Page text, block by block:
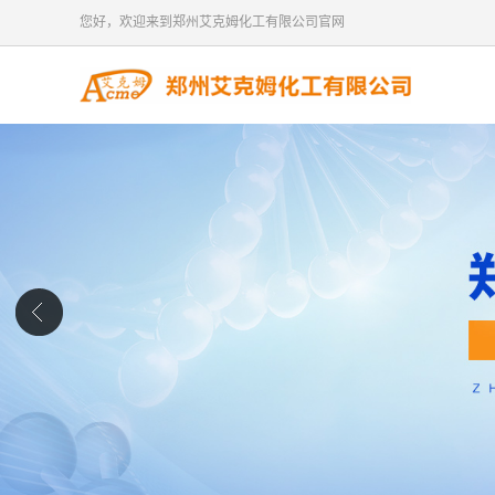
您好，欢迎来到郑州艾克姆化工有限公司官网